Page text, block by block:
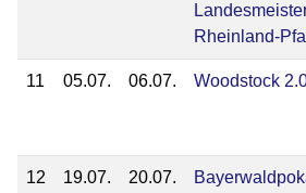
Rheinland-
11 05.07. 06.07. Woodstock
12 19.07. 20.07.